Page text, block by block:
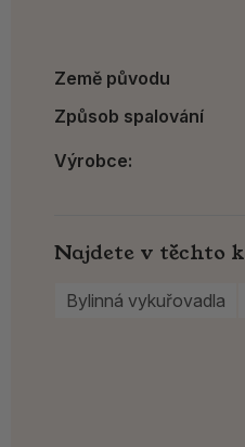
Země původu
Způsob spalování
Výrobce:
Najdete v těchto
Bylinná vykuřovadla